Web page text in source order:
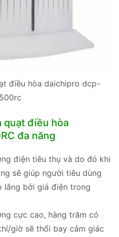
điều hòa daichipro dcp-
quạt điều hòa
đa năng
điện tiêu thụ và do đó khi
sẽ giúp người tiêu dùng
lắng bởi giá điện trong
cực cao, hàng trăm có
giờ sẽ thổi bay cảm giác